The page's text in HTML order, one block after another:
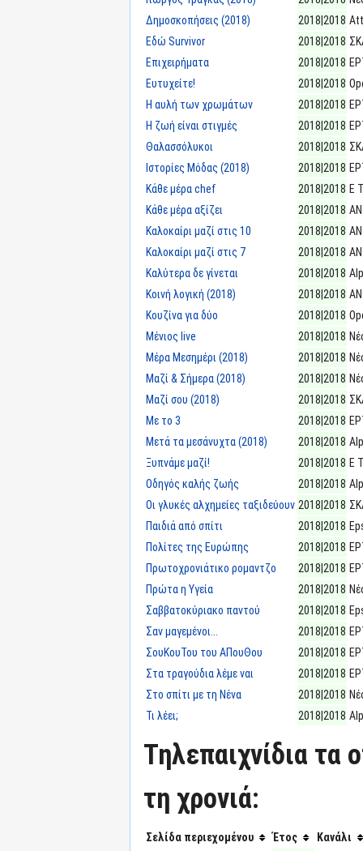
Δημοσκοπήσεις (2018)
2018|2018
Εδώ Survivor
2018|2018
Επιχειρήματα
2018|2018
Ευτυχείτε!
2018|2018
Η αυλή των χρωμάτων
2018|2018
Η ζωή είναι στιγμές
2018|2018
Θαλασσόλυκοι
2018|2018
Ιστορίες Μόδας (2018)
2018|2018
Κάθε μέρα chef
2018|2018 E
Κάθε μέρα αξίζει
2018|2018
Καλοκαίρι μαζί στις 10
2018|2018
Καλοκαίρι μαζί στις 7
2018|2018
Καλύτερα δε γίνεται
2018|2018
Κοινή λογική (2018)
2018|2018
Κουζίνα για δύο
2018|2018
Μένιος live
2018|2018
Μέρα Μεσημέρι (2018)
2018|2018
Μαζί & Σήμερα (2018)
2018|2018
Μαζί σου (2018)
2018|2018
Με το 3
2018|2018
Μετά τα μεσάνυχτα (2018)
2018|2018
Ξυπνάμε μαζί!
2018|2018 E
Οδηγός καλής ζωής
2018|2018
Οι γλυκές αλχημείες ταξιδεύουν 2018|2018
Παιδιά από σπίτι
2018|2018
Πολίτες της Ευρώπης
2018|2018
Πρωτοχρονιάτικο ρομαντζο
2018|2018
Πρώτα η Υγεία
2018|2018
Σαββατοκύριακο παντού
2018|2018
Σαν μαγεμένοι...
2018|2018
ΣουΚουΤου του ΑΠουΘου
2018|2018
Στα τραγούδια λέμε ναι
2018|2018
Στο σπίτι με τη Νένα
2018|2018
Τι λέει;
2018|2018
Τηλεπαιχνίδια τα
τη χρονιά:
Σελίδα περιεχομένου Έτος
Κανάλι